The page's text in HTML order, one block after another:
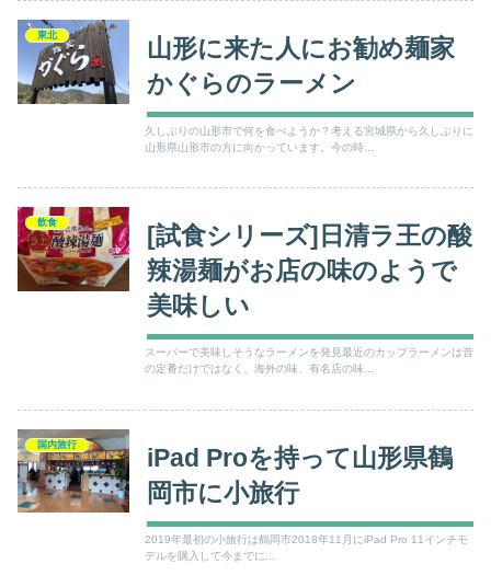
東北
山形に来た人にお勧め麺家
かぐらのラーメン
久しぶりの山形市で何を食べようか？考える宮城県から久しぶりに
山形県山形市の方に向かっています。今の時...
飲食
[試食シリーズ]日清ラ王の酸
辣湯麺がお店の味のようで
美味しい
スーパーで美味しそうなラーメンを発見最近のカップラーメンは昔
の定番だけではなく、海外の味、有名店の味...
国内旅行
iPad Proを持って山形県鶴
岡市に小旅行
2019年最初の小旅行は鶴岡市2018年11月にiPad Pro 11インチモ
デルを購入して今までに...